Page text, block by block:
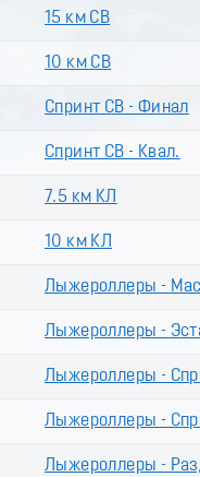
15 км СВ
10 км СВ
Спринт СВ - Финал
Спринт СВ - Квал.
7.5 км КЛ
10 км КЛ
Лыжероллеры -
Лыжероллеры -
Лыжероллеры -
Лыжероллеры -
Лыжероллеры -